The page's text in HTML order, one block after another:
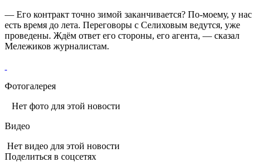
— Его контракт точно зимой заканчивается? По‑моему, у нас
есть время до лета. Переговоры с Селиховым ведутся, уже
проведены. Ждëм ответ его стороны, его агента, — сказал
Мележиков журналистам.
Фотогалерея
Нет фото для этой новости
Видео
Нет видео для этой новости
Поделиться в соцсетях